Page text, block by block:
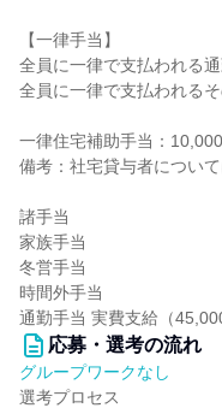
【一律手当】
全員に一律で支払われる
全員に一律で支払われる
一律住宅補助手当：
備考：社宅貸与者につい
諸手当
家族手当
冬営手当
時間外手当
通勤手当 実費支給（
応募・選考の流れ
グループワークなし
選考プロセス